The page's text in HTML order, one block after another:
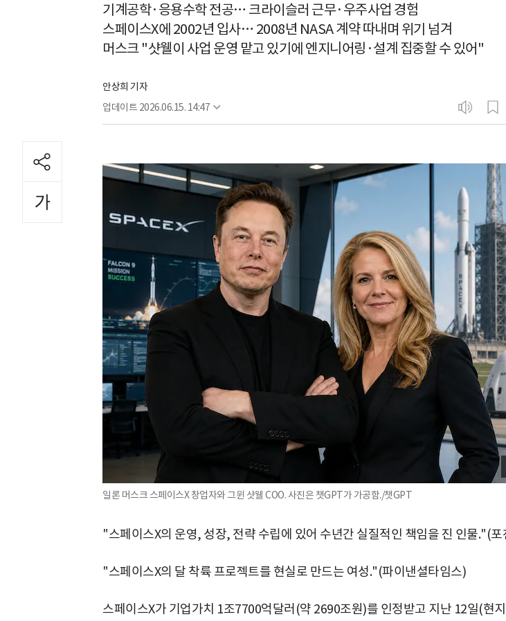
기계공학·응용수학 전공… 크라이슬러 근무·우주사업 경험
스페이스X에 2002년 입사… 2008년 NASA 계약 따내며 위기 넘겨
머스크 "샷웰이 사업 운영 맡고 있기에 엔지니어링·설계 집중할 수 있어"
안상희 기자
업데이트 2026.06.15. 14:47
일론 머스크 스페이스X 창업자와 그윈 샷웰 COO. 사진은 챗GPT가 가공함./챗GPT
"스페이스X의 운영, 성장, 전략 수립에 있어 수년간 실질적인 책임을 진 인물."(포
"스페이스X의 달 착륙 프로젝트를 현실로 만드는 여성."(파이낸셜타임스)
스페이스X가 기업가치 1조7700억달러(약 2690조원)를 인정받고 지난 12일(현지